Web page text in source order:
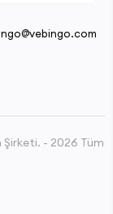
- 2026 Tüm